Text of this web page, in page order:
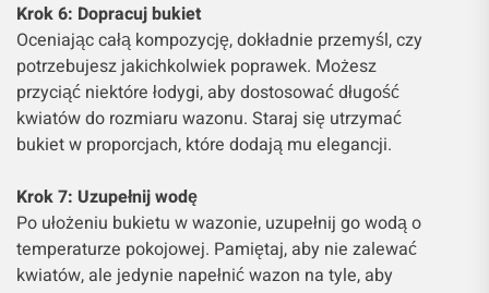
Krok 6: Dopracuj bukiet
Oceniając całą kompozycję, dokładnie przemyśl, czy
potrzebujesz jakichkolwiek poprawek. Możesz
przyciąć niektóre łodygi, aby dostosować długość
kwiatów do rozmiaru wazonu. Staraj się utrzymać
bukiet w proporcjach, które dodają mu elegancji.
Krok 7: Uzupełnij wodę
Po ułożeniu bukietu w wazonie, uzupełnij go wodą o
temperaturze pokojowej. Pamiętaj, aby nie zalewać
kwiatów, ale jedynie napełnić wazon na tyle, aby